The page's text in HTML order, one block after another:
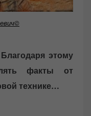
Благодаря этому
факты от
технике…